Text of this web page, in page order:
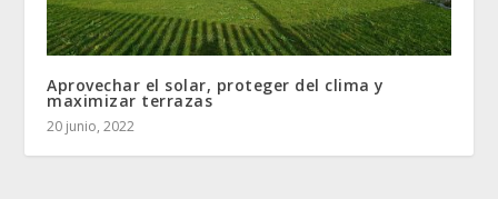
Aprovechar el solar, proteger del clima y
maximizar terrazas
20 junio, 2022